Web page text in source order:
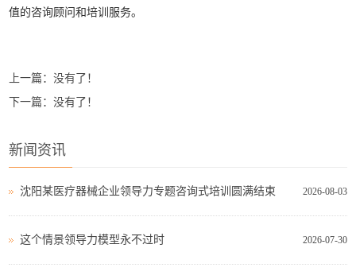
值的咨询顾问和培训服务。
上一篇：没有了！
下一篇：没有了！
新闻资讯
2026-08-03
沈阳某医疗器械企业领导力专题咨询式培训圆满结束
2026-07-30
这个情景领导力模型永不过时